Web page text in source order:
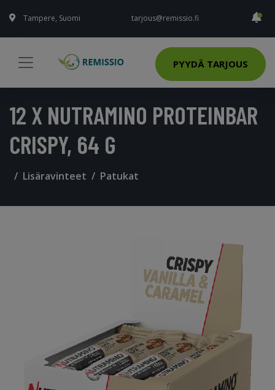
Tampere, Suomi tarjous@remissio.fi
PYYDÄ TARJOUS
12 X NUTRAMINO PROTEINBAR
CRISPY, 64 G
Lisäravinteet Patukat